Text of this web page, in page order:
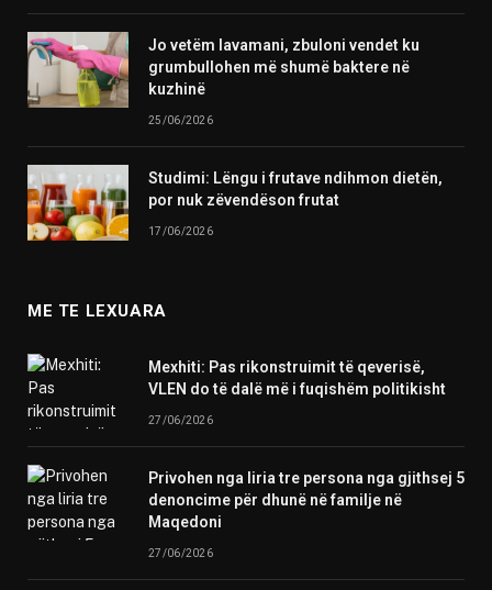
Jo vetëm lavamani, zbuloni vendet ku
grumbullohen më shumë baktere në
kuzhinë
25/06/2026
Studimi: Lëngu i frutave ndihmon dietën,
por nuk zëvendëson frutat
17/06/2026
ME TE LEXUARA
Mexhiti: Pas rikonstruimit të qeverisë,
VLEN do të dalë më i fuqishëm politikisht
27/06/2026
Privohen nga liria tre persona nga gjithsej 5
denoncime për dhunë në familje në
Maqedoni
27/06/2026